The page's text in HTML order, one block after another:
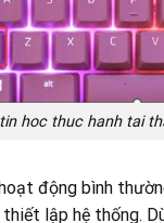
hoc thuc hanh tai
động bình
thiết lập hệ thống.